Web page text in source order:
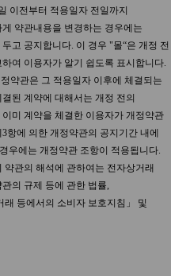
이전부터 적용일자 전일까지
약관내용을 변경하는 경우에는
고 공지합니다. 이 경우 "몰“은 개정 전
여 이용자가 알기 쉽도록 표시합니다.
약관은 그 적용일자 이후에 체결되는
된 계약에 대해서는 개정 전의
미 계약을 체결한 이용자가 개정약관
항에 의한 개정약관의 공지기간 내에
우에는 개정약관 조항이 적용됩니다.
관의 해석에 관하여는 전자상거래
의 규제 등에 관한 법률,
등에서의 소비자 보호지침」 및